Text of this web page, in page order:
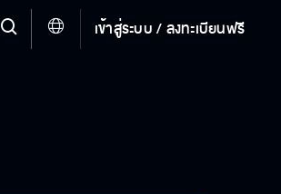
เข้าสู่ระบบ / ลงทะเบียนฟรี